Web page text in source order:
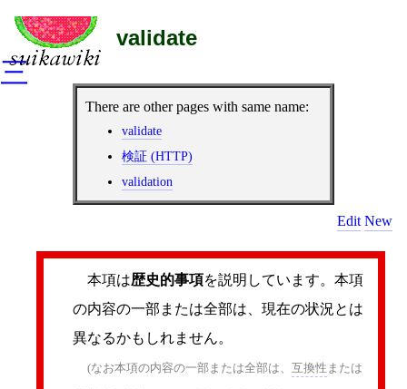
validate
There are other pages with same name:
validate
検証 (HTTP)
validation
Edit New
本項は歴史的事項を説明しています。本項
の内容の一部または全部は、現在の状況とは
異なるかもしれません。
(なお本項の内容の一部または全部は、 互換性 または
三